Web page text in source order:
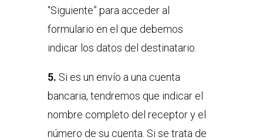
“Siguiente” para acceder al
formulario en el que debemos
indicar los datos del destinatario.
5. Si es un envío a una cuenta
bancaria, tendremos que indicar el
nombre completo del receptor y el
número de su cuenta. Si se trata de